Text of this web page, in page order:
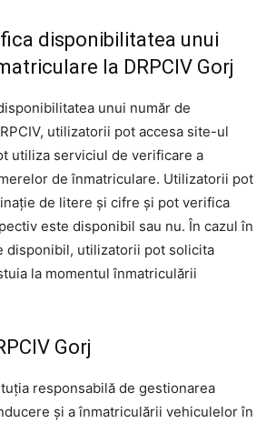
disponibilitatea unui
la DRPCIV Gorj
unui număr de
utilizatorii pot accesa site-ul
utiliza serviciul de verificare a
de înmatriculare. Utilizatorii pot
de litere și cifre și pot verifica
este disponibil sau nu. În cazul în
disponibil, utilizatorii pot solicita
la momentul înmatriculării
Gorj
responsabilă de gestionarea
și a înmatriculării vehiculelor în